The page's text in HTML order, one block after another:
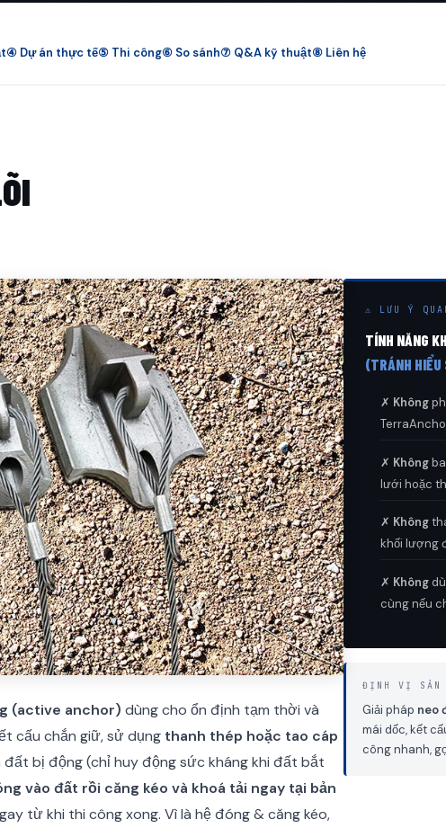
④ Dự án thực tế⑤ Thi công⑥ So sánh⑦ Q&A kỹ thuật⑧ Liên hệ
(active anchor) dùng cho ổn định tạm thời và
cấu chắn giữ, sử dụng thanh thép hoặc tao cáp
đất bị động (chỉ huy động sức kháng khi đất bắt
vào đất rồi căng kéo và khoá tải ngay tại bản
từ khi thi công xong. Vì là hệ đóng & căng kéo,
⚠ LƯU Ý
TÍNH NĂNG
(TRÁNH
✗ Không
✗ Không
lưới hoặc
✗ Không
khối lượng
✗ Không
cùng nếu
ĐỊNH VỊ SẢN
Giải pháp neo
mái dốc, kết
công nhanh,